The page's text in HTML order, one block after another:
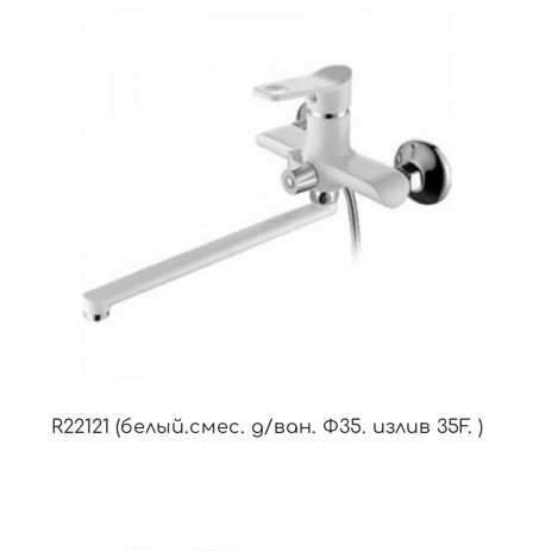
R22121 (белый.смес. д/ван. Ф35. излив 35F. )